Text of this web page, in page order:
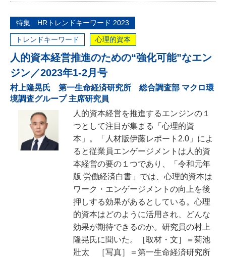
特集 HRトレンドキーワード 2023
トレンドキーワード 心理的資本
人的資本経営推進のための“強化可能”なエン
ジン／2023年1-2月号
村上隆晃氏 第一生命経済研究所 総合調査部 マクロ環
境調査グループ 主席研究員
人的資本経営を推進するエンジンの１
つとして注目が集まる「心理的資
本」。「人材版伊藤レポート2.0」によ
ると従業員エンゲージメントは人的資
本経営の要の１つであり、「令和元年
版 労働経済白書」では、心理的資本は
ワーク・エンゲージメントの向上を後
押しする効果があるとしている。心理
的資本はどのように活用され、どんな
効果が期待できるのか。研究員の村上
隆晃氏に聞いた。［取材・文］＝菊池
壯太 ［写真］＝第一生命経済研究所